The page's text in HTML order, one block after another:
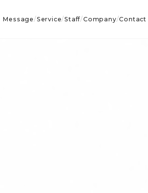
Message/Service/Staff/Company/Contact